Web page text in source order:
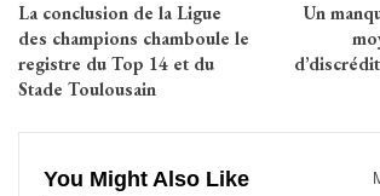
La conclusion de la Ligue
des champions chamboule le
registre du Top 14 et du
Stade Toulousain
Un
You Might Also Like